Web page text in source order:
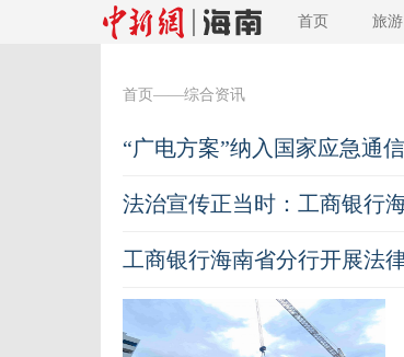
首页 旅游
首页 ——综合资讯
“广电方案”纳入国家应急通
法治宣传正当时：工商银行
工商银行海南省分行开展法